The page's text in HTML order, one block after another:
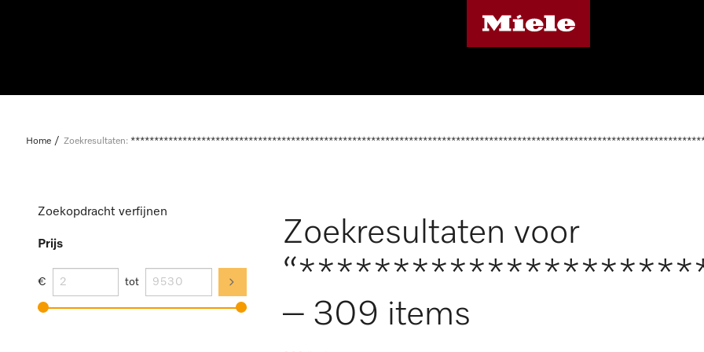
Home Zoekresultaten:
Zoekopdracht verfijnen
Prijs
€ tot
Zoekresultaten voor
– 309 items